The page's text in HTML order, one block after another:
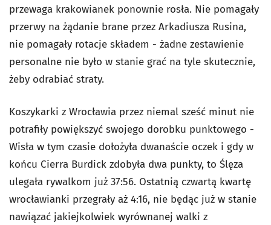
przewaga krakowianek ponownie rosła. Nie pomagały
przerwy na żądanie brane przez Arkadiusza Rusina,
nie pomagały rotacje składem - żadne zestawienie
personalne nie było w stanie grać na tyle skutecznie,
żeby odrabiać straty.
Koszykarki z Wrocławia przez niemal sześć minut nie
potrafiły powiększyć swojego dorobku punktowego -
Wisła w tym czasie dołożyła dwanaście oczek i gdy w
końcu Cierra Burdick zdobyła dwa punkty, to Ślęza
ulegała rywalkom już 37:56. Ostatnią czwartą kwartę
wrocławianki przegrały aż 4:16, nie będąc już w stanie
nawiązać jakiejkolwiek wyrównanej walki z